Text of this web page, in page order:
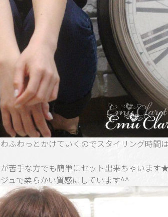
ふわっとかけていくのでスタイリング時間
苦手な方でも簡単にセット出来ちゃいます
ュで柔らかい質感にしています^^